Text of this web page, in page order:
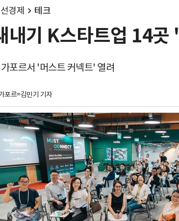
경제 테크
내기 K스타트업 14
포르서 '머스트 커넥트' 열려
포르=김민기 기자